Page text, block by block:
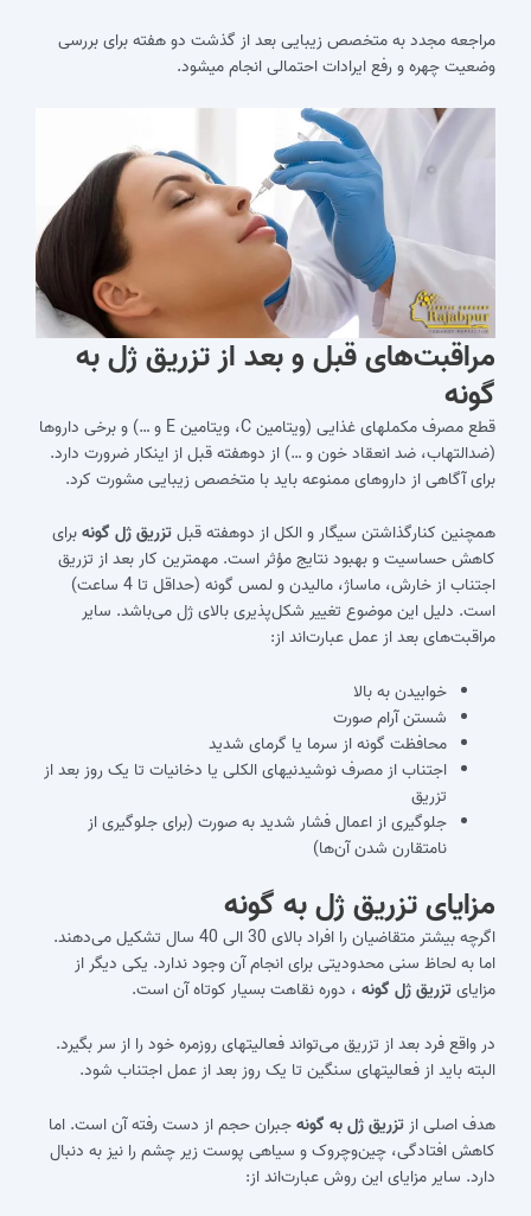
مراجعه مجدد به متخصص زیبایی بعد از گذشت دو هفته برای بررسی
وضعیت چهره و رفع ایرادات احتمالی انجام می‎شود.
مراقبت‌‎های قبل و بعد از تزریق ژل به
گونه
قطع مصرف مکمل‎های غذایی (ویتامین C، ویتامین E و …) و برخی داروها
(ضدالتهاب، ضد انعقاد خون و …) از دوهفته قبل از اینکار ضرورت دارد.
برای آگاهی از داروهای ممنوعه باید با متخصص زیبایی مشورت کرد.
همچنین کنارگذاشتن سیگار و الکل از دوهفته قبلتزریق ژل گونهبرای
کاهش حساسیت و بهبود نتایج مؤثر است. مهم‎ترین کار بعد از تزریق
اجتناب از خارش، ماساژ، مالیدن و لمس گونه (حداقل تا 4 ساعت)
است. دلیل این موضوع تغییر شکل‌پذیری بالای ژل می‌باشد. سایر
مراقبت‌های بعد از عمل عبارت‌اند از:
خوابیدن به بالا
شستن آرام صورت
محافظت گونه از سرما یا گرمای شدید
اجتناب از مصرف نوشیدنی‎های الکلی یا دخانیات تا یک روز بعد از
تزریق
جلوگیری از اعمال فشار شدید به صورت (برای جلوگیری از
نامتقارن شدن آن‌ها)
مزایای تزریق ژل به گونه
اگرچه بیشتر متقاضیان را افراد بالای 30 الی 40 سال تشکیل می‌دهند.
اما به لحاظ سنی محدودیتی برای انجام آن وجود ندارد. یکی دیگر از
مزایایتزریق ژل گونه ، دوره نقاهت بسیار کوتاه آن است.
در واقع فرد بعد از تزریق می‌‎تواند فعالیت‎های روزمره خود را از سر بگیرد.
البته باید از فعالیت‎های سنگین تا یک روز بعد از عمل اجتناب شود.
هدف اصلی از تزریق ژل به گونهجبران حجم از دست رفته آن است. اما
کاهش افتادگی، چین‌وچروک و سیاهی پوست زیر چشم را نیز به دنبال
دارد. سایر مزایای این روش عبارت‌اند از: